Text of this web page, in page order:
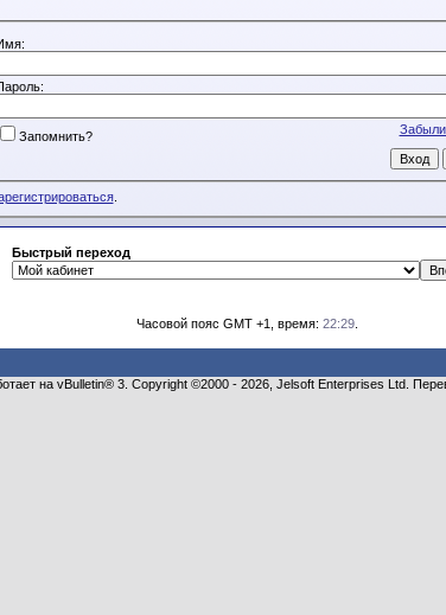
Запомнить?
.
Быстрый переход
Часовой пояс GMT +1, время: 22:29.
на vBulletin® 3. Copyright ©2000 - 2026, Jelsoft Enterprises Ltd.